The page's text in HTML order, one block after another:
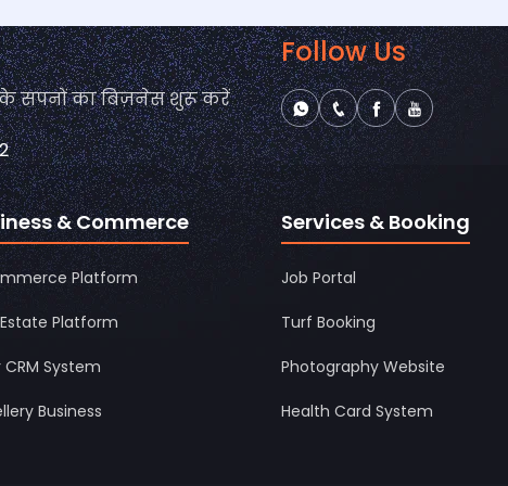
सपनों का बिज़नेस शुरू करें
Follow Us
& Commerce
Platform
Platform
CRM System
Business
Services & Booking
Job Portal
Turf Booking
Photography Website
Health Card System